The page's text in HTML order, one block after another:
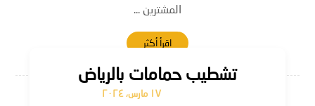
المشترين ...
اقرأ أكثر
تشطيب حمامات بالرياض
١٧ مارس، ٢٠٢٤